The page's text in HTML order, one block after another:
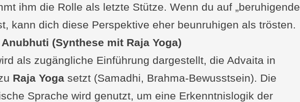
ihm die Rolle als letzte Stütze. Wenn du auf „beruhigende
kann dich diese Perspektive eher beunruhigen als trösten.
(Synthese mit Raja Yoga)
als zugängliche Einführung dargestellt, die Advaita in
Raja Yogasetzt (Samadhi, Brahma-Bewusstsein). Die
Sprache wird genutzt, um eine Erkenntnislogik der